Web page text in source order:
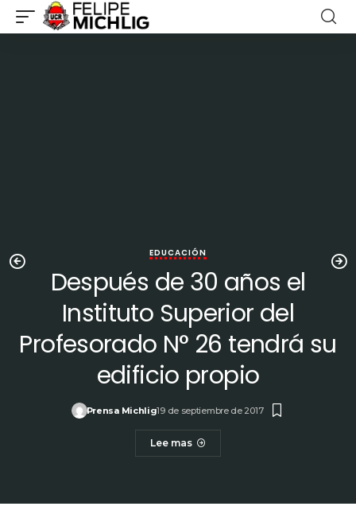
EDUCACIÓN
Después de 30 años el
Instituto Superior del
Profesorado N° 26 tendrá su
edificio propio
Prensa Michlig19 de septiembre de 2017
Lee mas